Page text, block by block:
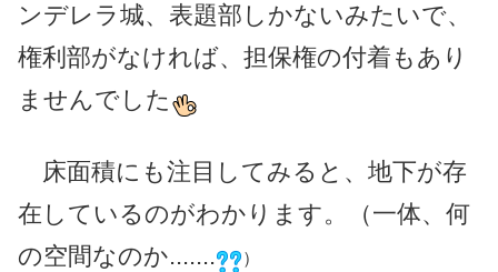
ンデレラ城、表題部しかないみたいで、
権利部がなければ、担保権の付着もあり
ませんでした
床面積にも注目してみると、地下が存
在しているのがわかります。（一体、何
の空間なのか.......
）